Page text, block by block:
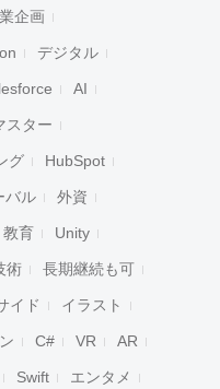
企画
デジタル
AI
スター
グ HubSpot
バル 外資
教育 Unity
術 長期継続も可
イド イラスト
C# VR AR
Swift エンタメ